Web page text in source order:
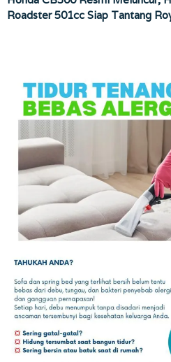
Roadster 501cc Siap Tantang